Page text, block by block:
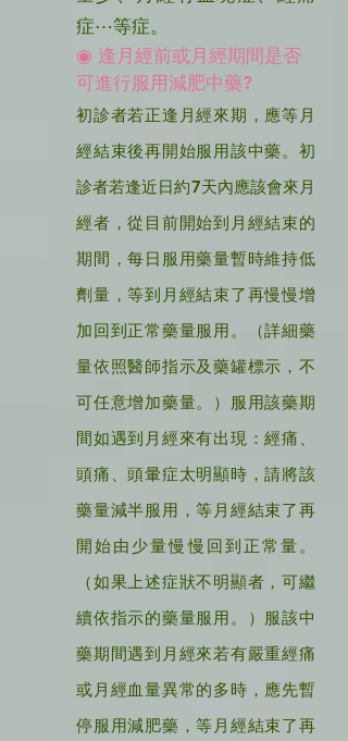
症⋯等症。
◉ 逢月經前或月經期間是否
可進行服用減肥中藥?
初診者若正逢月經來期，應等月
經結束後再開始服用該中藥。初
診者若逢近日約7天內應該會來月
經者，從目前開始到月經結束的
期間，每日服用藥量暫時維持低
劑量，等到月經結束了再慢慢增
加回到正常藥量服用。（詳細藥
量依照醫師指示及藥罐標示，不
可任意增加藥量。）服用該藥期
間如遇到月經來有出現：經痛、
頭痛、頭暈症太明顯時，請將該
藥量減半服用，等月經結束了再
開始由少量慢慢回到正常量。
（如果上述症狀不明顯者，可繼
續依指示的藥量服用。） 服該中
藥期間遇到月經來若有嚴重經痛
或月經血量異常的多時，應先暫
停服用減肥藥，等月經結束了再